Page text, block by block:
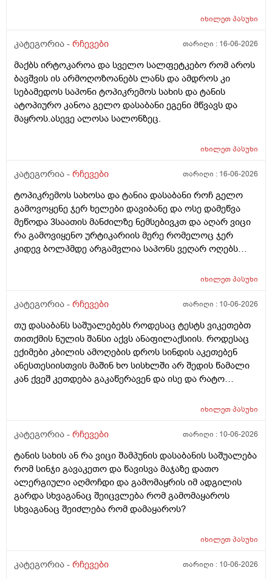
იხილეთპასუხი
კატეგორია - რჩევები თარიღი : 16-06-2026
მაქბს ირტოკაროა და სველო სალფეტკებო რომ აროს
ბავშვის ის არმოღოზოანებს ლანს და ამდროს კი
სებამედოს საპონი ტოპიკრემოს სახის და ტანის
ატოპიურო კანოა გელო დასაბანი ეგენი მწვავს და
მაყროს.ასევე ალოსა სალონზეც.
იხილეთპასუხი
კატეგორია - რჩევები თარიღი : 16-06-2026
ტოპიკრემოს სახოსა და ტანია დასაბანი როჩ გელო
გამოვოყენე ჯერ ხელები დავიბანე და ოსე დამეწვა
მეწოდა 3საათის მანძილზე ნემსებივკთ და აღარ ვიცი
რა გამოვიყენო ურტიკარიის მერე რომელოც ჯერ
კიდევ ბოლპმდე არგამვლია საპონს ვეღარ ოღებს
წავიდა არვოცი რავიყიდო როთ დავიბანო.დავიღალე
მაყროს და მექავება..მ ყან საშინლად გამოშრა ხელები
არსად და ვერც წავალ
იხილეთპასუხი
კატეგორია - რჩევები თარიღი : 10-06-2026
თუ დასაბანს საშუალებებს როდესაც ტესტს ვიკეთებთ
თითქმის ნულის შანსი აქვს ანაფილაქსიის. როდესაც
ექიმები კბილის ამოღების დროს სინდის აკეთებენ
ანესთესიისთვის მაშინ ხო სისხლში არ შედის წამალი
კან ქვეშ კეთდება გაკაწერავენ და ისე და რატო
ახარო რატომ იკითხებიან თუ ანა ფილოქსიოზე არ
გამონაყარი გაჩნდე რატო არიან მზად ყოფნაში გუშინ
რატო არ აკეთებენ ამ სინდს ყველგან და რატომ
მაინცდამაინც სპეციალურ კლინიკებში რატომ ეს
შენიათ
იხილეთპასუხი
კატეგორია - რჩევები თარიღი : 10-06-2026
ტანის სახის ან რა ვიცი შამპუნის დასაბანის საშუალება
რომ სინჯი გავაკეთო და წავისვა მაჯაზე დათო
ალერგიული აღმოჩდი და გამომაყრის იმ ადგილის
გარდა სხვაგანაც შეიცვლება რომ გამომაყაროს
სხვაგანაც შეიძლება რომ დამაყაროს?
იხილეთპასუხი
კატეგორია - რჩევები თარიღი : 10-06-2026